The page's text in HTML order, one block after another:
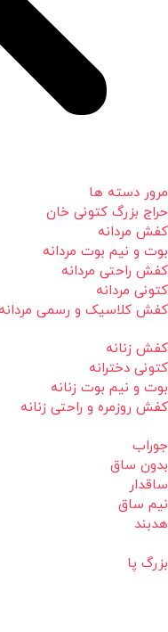
مرور دسته ها
حراج بزرگ کتونی خان
کفش مردانه
بوت و نیم بوت مردانه
کفش راحتی مردانه
کتونی مردانه
کفش کلاسیک و رسمی مردانه
کفش زنانه
کتونی دخترانه
بوت و نیم بوت زنانه
کفش روزمره و راحتی زنانه
جوراب
بدون ساق
ساقدار
نیم ساق
هدبند
بزرگ پا